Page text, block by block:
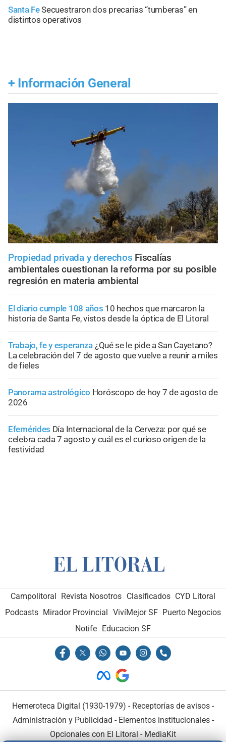
Santa FeSecuestraron dos precarias “tumberas” en
distintos operativos
+ Información General
Propiedad privada y derechos Fiscalías
ambientales cuestionan la reforma por su posible
regresión en materia ambiental
El diario cumple 108 años 10 hechos que marcaron la
historia de Santa Fe, vistos desde la óptica de El Litoral
Trabajo, fe y esperanza ¿Qué se le pide a San Cayetano?
La celebración del 7 de agosto que vuelve a reunir a miles
de fieles
Panorama astrológico Horóscopo de hoy 7 de agosto de
2026
Efemérides Día Internacional de la Cerveza: por qué se
celebra cada 7 agosto y cuál es el curioso origen de la
festividad
Campolitoral Revista Nosotros Clasificados CYD Litoral
Podcasts Mirador Provincial VivíMejor SF Puerto Negocios
Notife Educacion SF
Hemeroteca Digital (1930-1979) - Receptorías de avisos -
Administración y Publicidad - Elementos institucionales-
Opcionales con El Litoral - MediaKit